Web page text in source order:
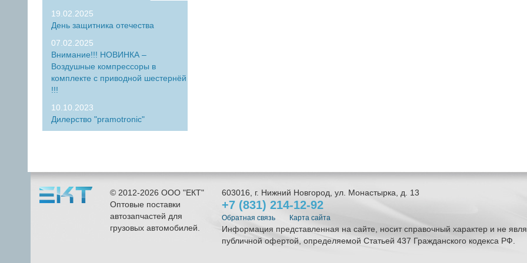
19.02.2025
День защитника отечества
07.02.2025
Внимание!!! НОВИНКА –
Воздушные компрессоры в
комплекте с приводной шестернёй
!!!
10.10.2023
Дилерство "pramotronic"
© 2012-2026 ООО "ЕКТ"
Оптовые поставки
автозапчастей для
грузовых автомобилей.
603016 , г. Нижний Новгород ул. Монастырка, д. 13
+7 (831) 214-12-92
Обратная связь Карта сайта
Информация представленная на сайте, носит справочный характер и не
публичной офертой, определяемой Статьей 437 Гражданского кодекса РФ.